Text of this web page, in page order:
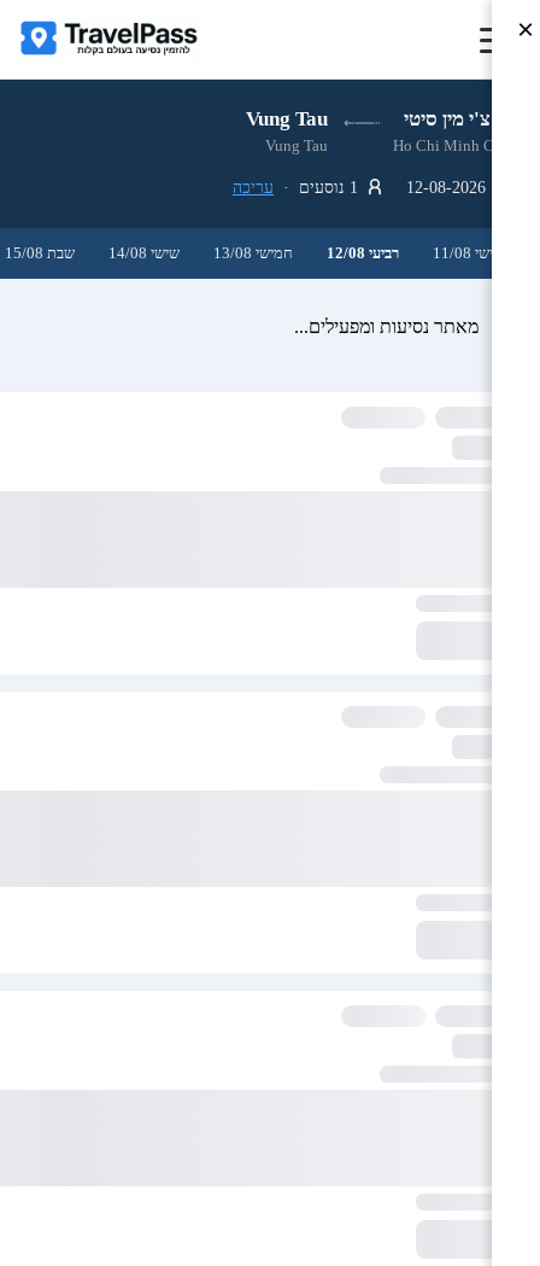
הו צ'י מין סיטי Vung Tau
Ho Chi Minh City
Vung Tau
עריכה
שלישי 11/08 רביעי 12/08 חמישי 13/08 שישי 14/08 שבת 15/08
מאתר נסיעות ומפעילים...
×